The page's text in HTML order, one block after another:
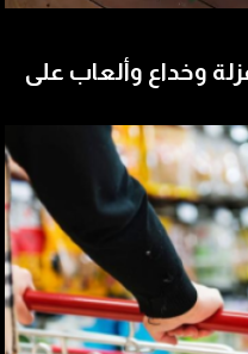
وخداع وألعاب على